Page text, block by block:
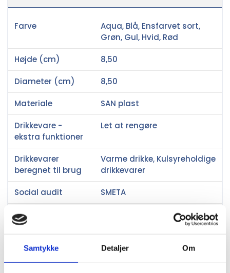
Samtykke Detaljer Om
Farve
Aqua, Blå, Ensfarvet sort,
Grøn, Gul, Hvid, Rød
Højde (cm) 8,50
Diameter (cm) 8,50
Materiale SAN plast
Drikkevare -
ekstra funktioner
Let at rengøre
Drikkevarer
beregnet til brug
Varme drikke, Kulsyreholdige
drikkevarer
Social audit SMETA
Oprindelsesland
PMS farve
7466C, 2935C, 7481C, 120C,
2035C